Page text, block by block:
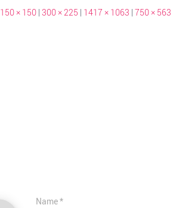
150 × 150 | 300 × 225 | 1417 × 1063 | 750 × 563
Name*